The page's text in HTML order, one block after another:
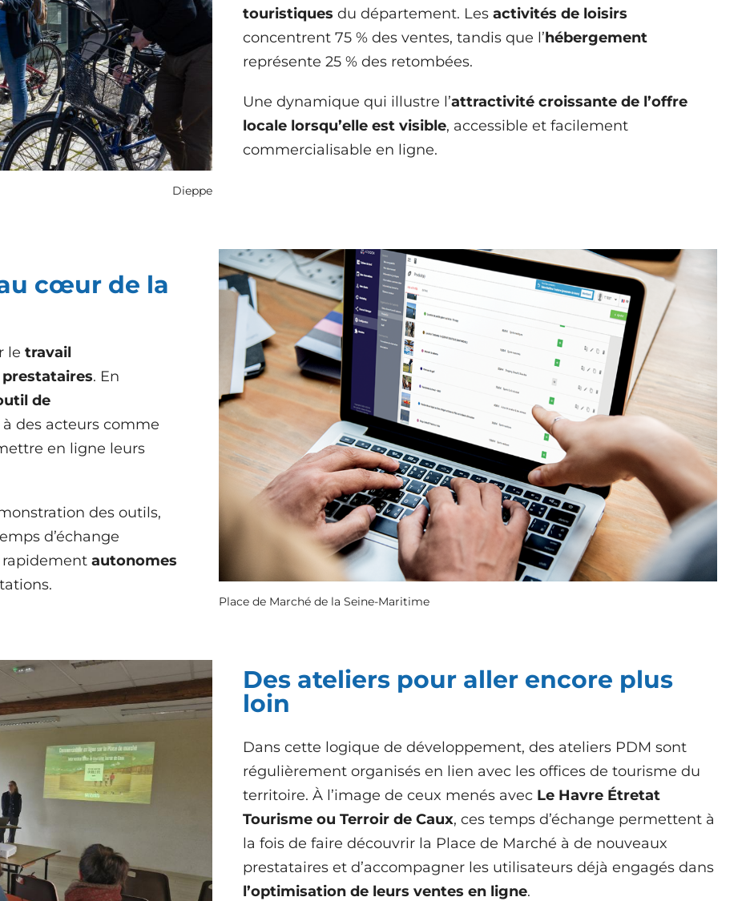
Dieppe
touristiques du département. Les activités de loisirs
concentrent 75 % des ventes, tandis que l’hébergement
représente 25 % des retombées.
Une dynamique qui illustre l’attractivité croissante de l’offre
locale lorsqu’elle est visible, accessible et facilement
commercialisable en ligne.
cœur de la
le travail
. En
de
des acteurs comme
en ligne leurs
des outils,
d’échange
autonomes
Place de Marché de la Seine-Maritime
Des ateliers pour aller encore plus
loin
Dans cette logique de développement, des ateliers PDM sont
régulièrement organisés en lien avec les offices de tourisme du
territoire. À l’image de ceux menés avec Le Havre Étretat
Tourisme ou Terroir de Caux, ces temps d’échange permettent à
la fois de faire découvrir la Place de Marché à de nouveaux
prestataires et d’accompagner les utilisateurs déjà engagés dans
l’optimisation de leurs ventes en ligne.